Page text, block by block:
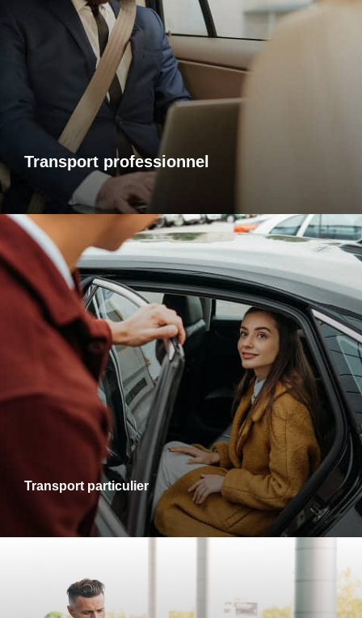
Transport professionnel
Transports professionnels
Je vous propose un service de transport dédié aux
déplacements d’affaires, adapté à vos besoins et à vos
contraintes. Que ce soit pour un rendez-vous, une réunion
ou bien un évènement, profitez d’un service ponctuel, discret
et confortable.
Transport particulier
Transports particuliers
Que ce soit pour une sortie en ville, une visite chez des
proches ou un rendez-vous personnel, je vous accompagne
dans tous vos trajets avec fiabilité et confort. Profitez d’un
service adapté à vos besoins, alliant ponctualité et
disponibilité.